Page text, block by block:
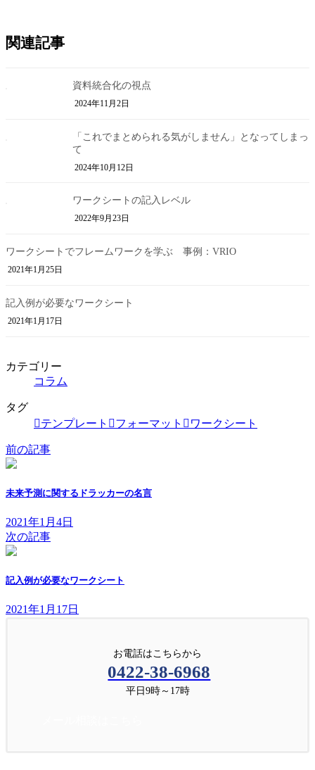
関連記事
資料統合化の視点
2024年11月2日
「これでまとめられる気がしません」となってしまっ
て
2024年10月12日
ワークシートの記入レベル
2022年9月23日
ワークシートでフレームワークを学ぶ 事例：VRIO
2021年1月25日
記入例が必要なワークシート
2021年1月17日
カテゴリー
コラム
タグ
テンプレート
フォーマット ワークシート
前の記事
未来予測に関するドラッカーの名言
2021年1月4日
次の記事
記入例が必要なワークシート
2021年1月17日
お電話はこちらから
0422-38-6968
平日9時～17時